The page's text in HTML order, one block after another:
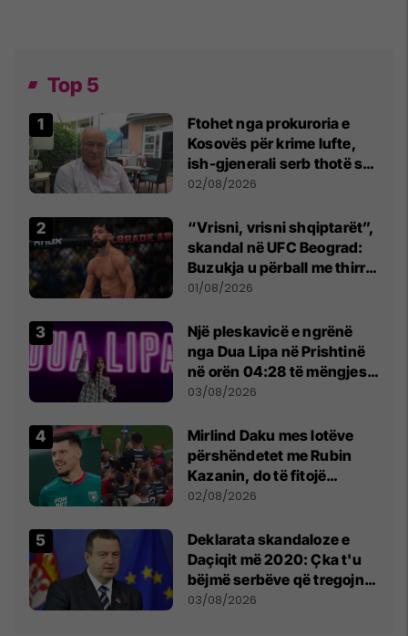
Top 5
Ftohet nga prokuroria e
Kosovës për krime lufte,
ish-gjenerali serb thotë se
dikush e tradhtoi në
02/08/2026
“Vrisni, vrisni shqiptarët”,
skandal në UFC Beograd:
Buzukja u përball me thirrje
anti-shqiptare nga
01/08/2026
Një pleskavicë e ngrënë
nga Dua Lipa në Prishtinë
në orën 04:28 të mëngjesit
- dhe bota digjitale serbe
03/08/2026
Mirlind Daku mes lotëve
përshëndetet me Rubin
Kazanin, do të fitojë
miliona te Spartak Moska
02/08/2026
​Deklarata skandaloze e
Daçiqit më 2020: Çka t'u
bëjmë serbëve që tregojnë
ku janë varrosur shqiptarët
03/08/2026